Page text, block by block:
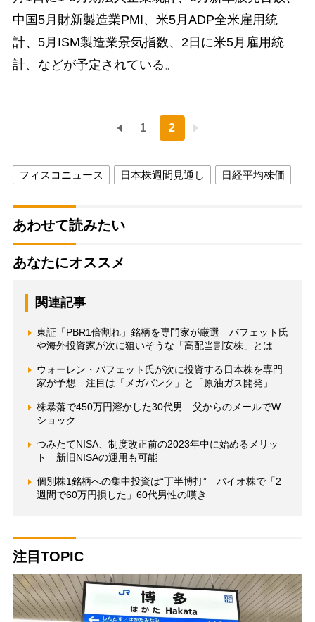
中国5月財新製造業PMI、米5月ADP全米雇用統
計、5月ISM製造業景気指数、2日に米5月雇用統
計、などが予定されている。
1 2
フィスコニュース 日本株週間見通し 日経平均株価
あわせて読みたい
あなたにオススメ
関連記事
東証「PBR1倍割れ」銘柄を専門家が厳選 バフェット氏
や海外投資家が次に狙いそうな「高配当割安株」とは
ウォーレン・バフェット氏が次に投資する日本株を専門
家が予想 注目は「メガバンク」と「原油ガス開発」
株暴落で450万円溶かした30代男 父からのメールでW
ショック
つみたてNISA、制度改正前の2023年中に始めるメリッ
ト 新旧NISAの運用も可能
個別株1銘柄への集中投資は“丁半博打” バイオ株で「2
週間で60万円損した」60代男性の嘆き
注目TOPIC